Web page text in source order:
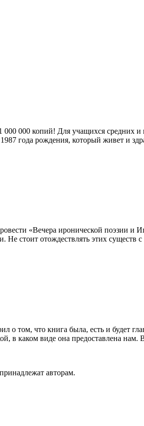
000 копий! Для учащихся средних
года рождения, который живет и
«Вечера иронической поэзии и
Не стоит отождествлять этих
о том, что книга была, есть и будет
в каком виде она предоставлена
авторам.